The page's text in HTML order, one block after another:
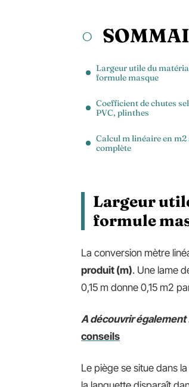
Largeur utile du
formule masque
Coefficient de chutes
PVC, plinthes
Calcul m linéaire en
complète
Largeur
formule
La conversion mètre
produit (m). Une lame
0,15 m donne 0,15 m2
A découvrir également
conseils
Le piège se situe dans